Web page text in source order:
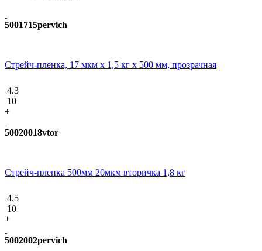
5001715pervich
Стрейч-пленка, 17 мкм х 1,5 кг х 500 мм, прозрачная
4.3
10
+
50020018vtor
Стрейч-пленка 500мм 20мкм вторичка 1,8 кг
4.5
10
+
5002002pervich